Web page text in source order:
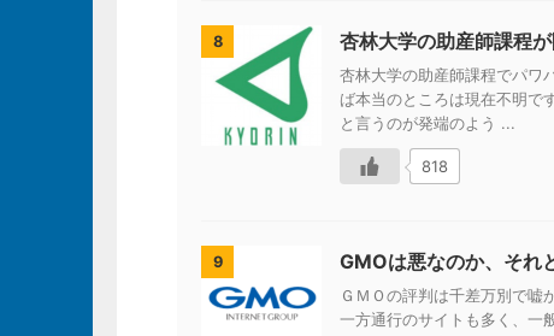
8 杏林大学の助産師課程
杏林大学の助産師課程でパワ
ば本当のところは現在不明で
と言うのが発端のよう ...
818
9 GMOは悪なのか、それ
ＧＭＯの評判は千差万別で嘘
一方通行のサイトも多く、一